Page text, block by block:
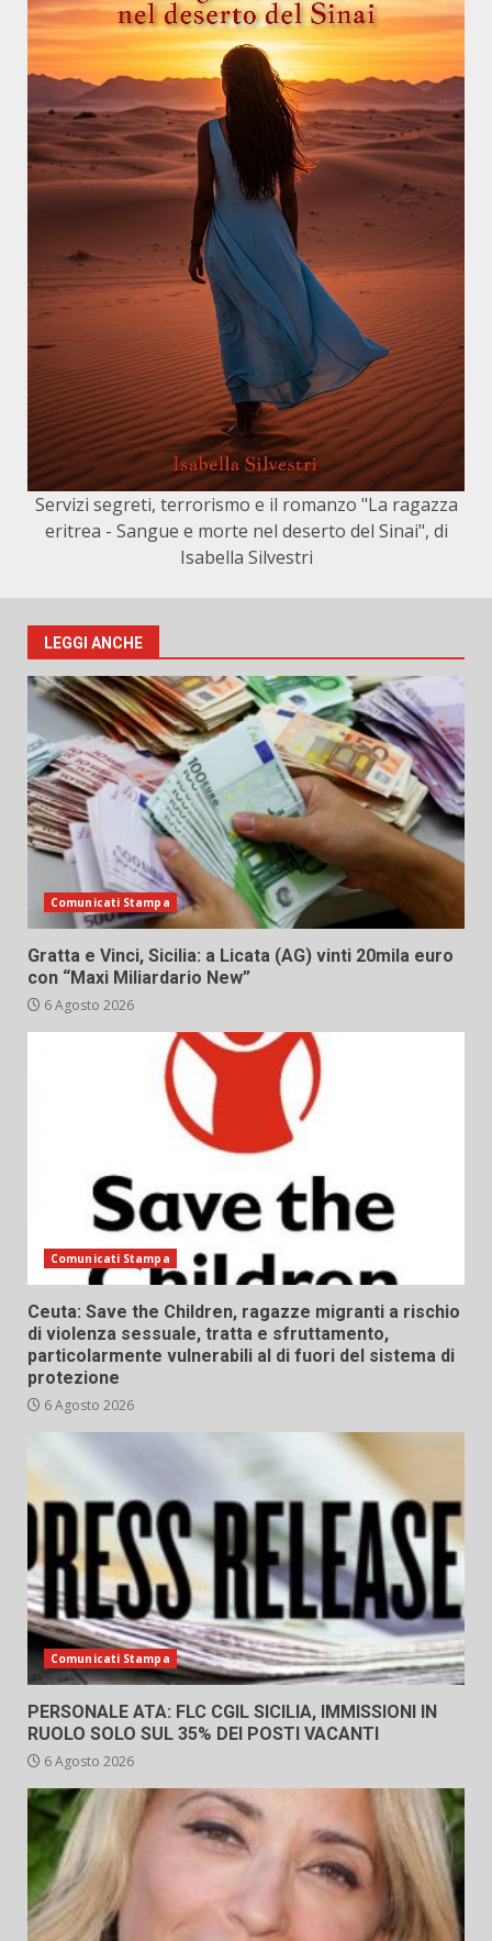
Servizi segreti, terrorismo e il romanzo "La ragazza
eritrea - Sangue e morte nel deserto del Sinai", di
Isabella Silvestri
LEGGI ANCHE
Comunicati Stampa
Gratta e Vinci, Sicilia: a Licata (AG) vinti 20mila euro
con “Maxi Miliardario New”
6 Agosto 2026
Comunicati Stampa
Ceuta: Save the Children, ragazze migranti a rischio
di violenza sessuale, tratta e sfruttamento,
particolarmente vulnerabili al di fuori del sistema di
protezione
6 Agosto 2026
Comunicati Stampa
PERSONALE ATA: FLC CGIL SICILIA, IMMISSIONI IN
RUOLO SOLO SUL 35% DEI POSTI VACANTI
6 Agosto 2026